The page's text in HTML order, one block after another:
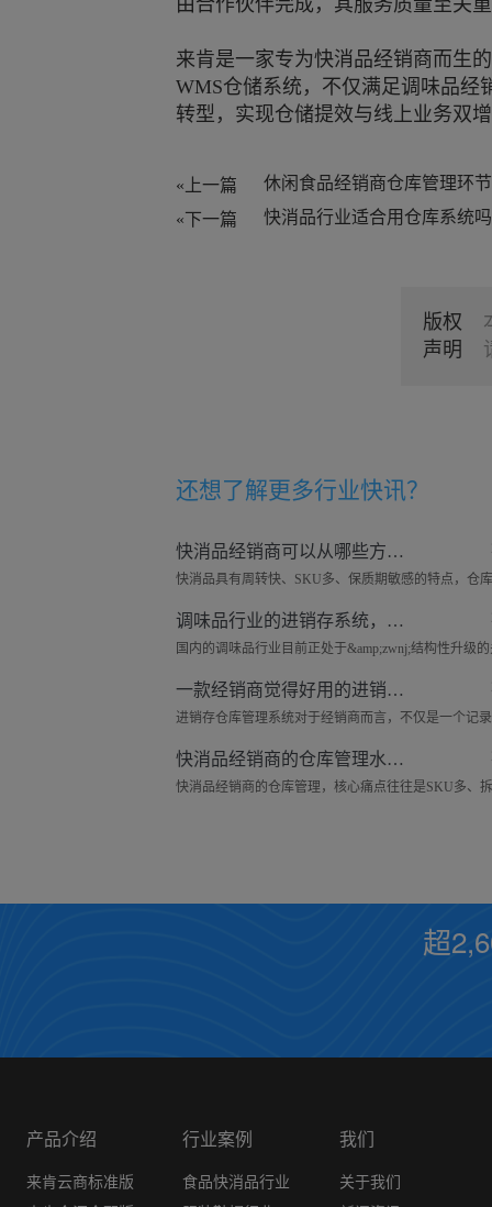
由合作伙伴完成，其服务质量至关
来肯是一家专为快消品经销商而生
WMS仓储系统，不仅满足调味品经
转型，实现仓储提效与线上业务双
«上一篇
«下一篇
快消品行业适合用仓库系统
版权
声明
还想了解更多行业快讯？
快消品经销商可以从哪些方面去做好仓库管理工作？
调味品行业的进销存系统，可以管理哪些东西？
一款经销商觉得好用的进销存仓库系统——来肯云商
快消品经销商的仓库管理水平，可以从哪些细节去提升？
超
产品介绍
来肯云商标准版
行业案例
食品快消品行业
我们
关于我们